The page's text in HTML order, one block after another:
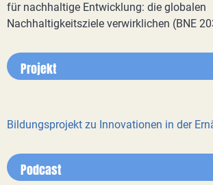
für nachhaltige Entwicklung: die globalen
Nachhaltigkeitsziele verwirklichen (BNE
Projekt
Bildungsprojekt zu Innovationen in der
Podcast